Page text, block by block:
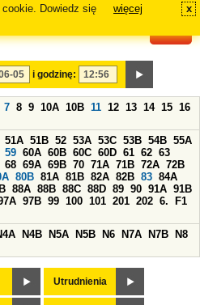
Dowiedz się
więcej x
i godzinę:
7 8 9 10A 10B 11 12 13 14 15 16
51A 51B 52 53A 53C 53B 54B 55A
59 60A 60B 60C 60D 61 62 63
68 69A 69B 70 71A 71B 72A 72B
80B 81A 81B 82A 82B 83 84A
88A 88B 88C 88D 89 90 91A 91B
97B 99 100 101 201 202 6.
F1
N4B N5A N5B N6 N7A N7B
N8
Utrudnienia